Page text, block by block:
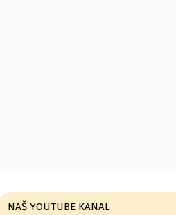
NAŠ YOUTUBE KANAL